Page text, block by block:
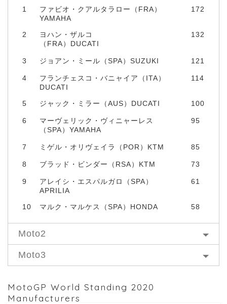
1
ファビオ・クアルタラロー（FRA）
YAMAHA
172
2
ヨハン・ザルコ
（FRA）DUCATI
132
3 ジョアン・ミール（SPA）SUZUKI 121
4
フランチェスコ・バニャイア（ITA）
DUCATI
114
5 ジャック・ミラー（AUS）DUCATI 100
6
マーヴェリック・ヴィニャーレス
（SPA）YAMAHA
95
7 ミゲル・オリヴェイラ（POR）KTM 85
8 ブラッド・ビンダー（RSA）KTM 73
9
アレイシ・エスパルガロ（SPA）
APRILIA
61
10 マルク・マルケス（SPA）HONDA 58
Moto2
Moto3
MotoGP World Standing 2020
Manufacturers